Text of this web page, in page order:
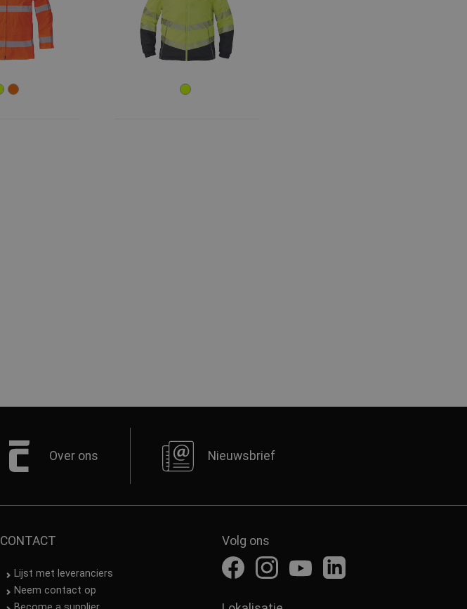
Over ons Nieuwsbrief
CONTACT
Lijst met leveranciers
Neem contact op
Volg ons